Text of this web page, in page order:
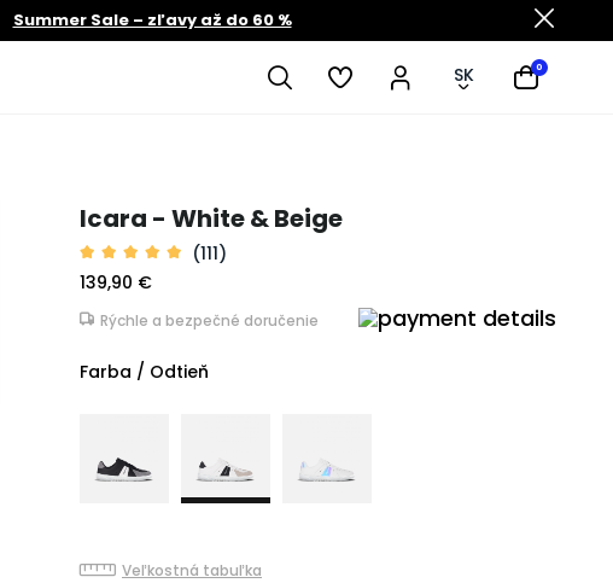
Summer Sale – zľavy až do 60 %
SK 0
Icara - White & Beige
(111)
139,90 €
Rýchle a bezpečné doručenie
Farba / Odtieň
Veľkostná tabuľka